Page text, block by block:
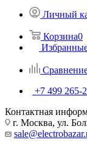
Личный
Корзина0
+7 499 265-
Контактная
г. Москва, ул.